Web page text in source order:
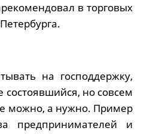
в торговых
на господдержку,
состоявшийся, но совсем
можно, а нужно. Пример
предпринимателей и